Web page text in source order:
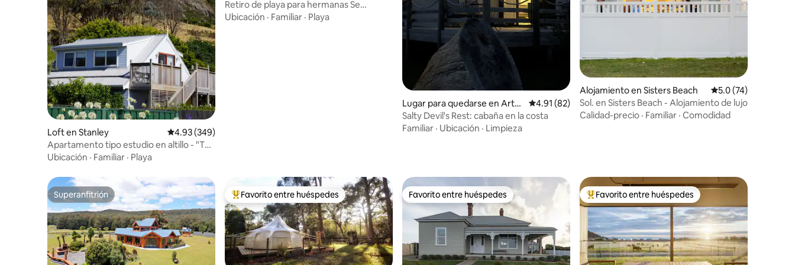
Loft en Stanley Calificación promedio: 4.93 de 5, 349 reseñas
4.93 (349)
Apartamento tipo estudio en altillo - "The
Cubby"
Ubicación · Familiar · Playa
h
Retiro de playa para hermanas Se
admiten mascotas.
Ubicación · Familiar · Playa
Lugar para quedarse en Arth
ur River
Calificación promedio: 4.91 de 5, 82 reseñas
4.91 (82)
Salty Devil's Rest: cabaña en la costa
Familiar · Ubicación · Limpieza
Alojamiento en Sisters Beach Calificación
5.0 (74)
Sol. en Sisters Beach - Alojamiento de lujo
Calidad-precio · Familiar · Comodidad
Superanfitrión
Superanfitrión Favorito entre huéspedes preferido
Favorito entre huéspedes Favorito entre huéspedes
Favorito entre huéspedes Favorito entre huéspedes preferido
Favorito entre huéspedes